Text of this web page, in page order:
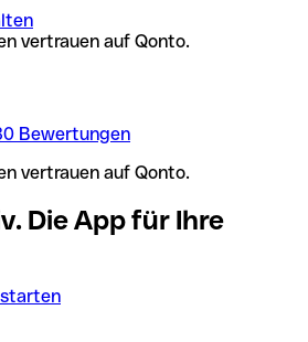
vertrauen auf Qonto.
Bewertungen
vertrauen auf Qonto.
Die App für Ihre